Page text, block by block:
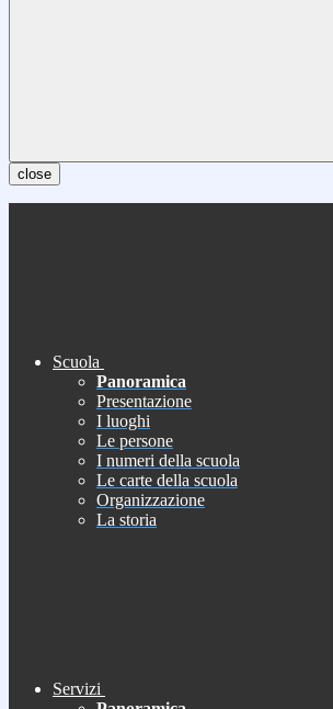
close
Scuola
Panoramica
Presentazione
I luoghi
Le persone
I numeri della scuola
Le carte della scuola
Organizzazione
La storia
Servizi